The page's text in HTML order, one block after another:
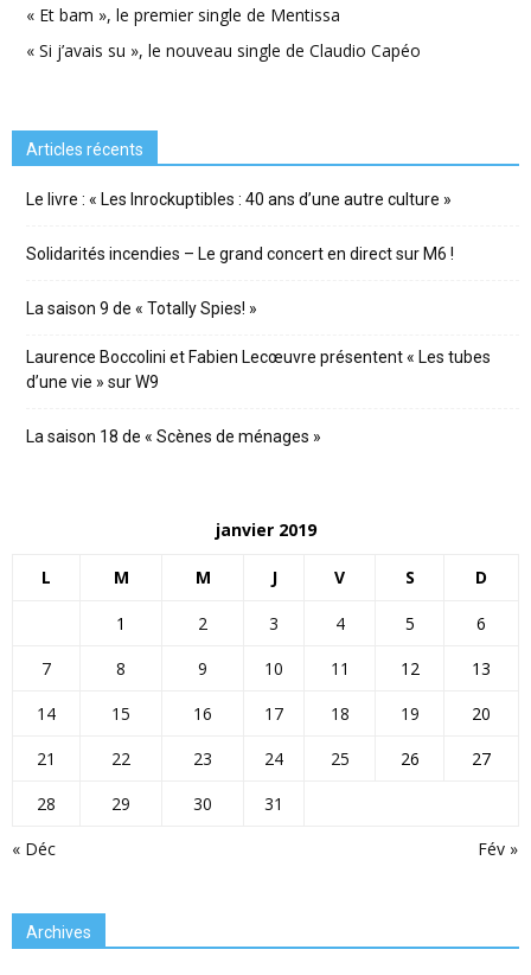
« Et bam », le premier single de Mentissa
« Si j’avais su », le nouveau single de Claudio Capéo
Articles récents
Le livre : « Les Inrockuptibles : 40 ans d’une autre culture »
Solidarités incendies – Le grand concert en direct sur M6 !
La saison 9 de « Totally Spies! »
Laurence Boccolini et Fabien Lecœuvre présentent « Les tubes
d’une vie » sur W9
La saison 18 de « Scènes de ménages »
janvier 2019
L M M J V S D
« Déc Fév »
1 2 3 4 5
6
7
8 9 10 11 12
13
14
15 16 17 18 19
20
21
22 23 24 25 26
27
28
29 30 31
Archives